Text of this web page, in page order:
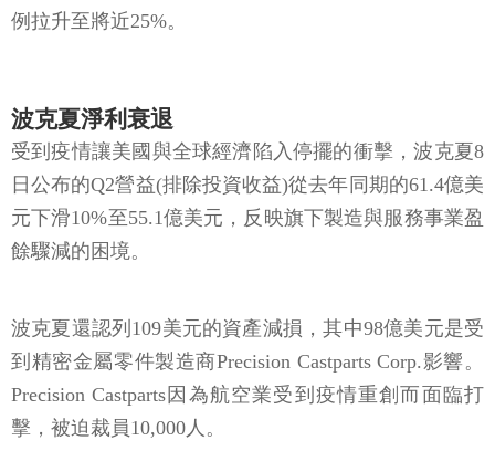
例拉升至將近25%。
波克夏淨利衰退
受到疫情讓美國與全球經濟陷入停擺的衝擊，波克夏8
日公布的Q2營益(排除投資收益)從去年同期的61.4億美
元下滑10%至55.1億美元，反映旗下製造與服務事業盈
餘驟減的困境。
波克夏還認列109美元的資產減損，其中98億美元是受
到精密金屬零件製造商Precision Castparts Corp.影響。
Precision Castparts因為航空業受到疫情重創而面臨打
擊，被迫裁員10,000人。